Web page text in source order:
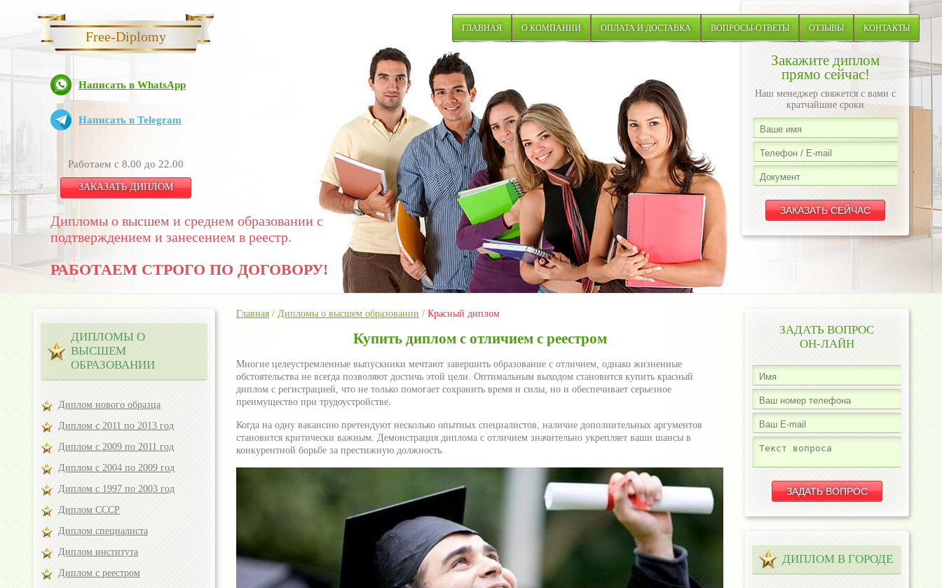
Free-Diplomy
Написать в WhatsApp
Написать в Telegram
Работаем с 8.00 до 22.00
ЗАКАЗАТЬ ДИПЛОМ
Дипломы о высшем и среднем образовании с
подтверждением и занесением в реестр.
РАБОТАЕМ СТРОГО ПО ДОГОВОРУ!
ГЛАВНАЯ О КОМПАНИИ ОПЛАТА И ДОСТАВКА ВОПРОСЫ-ОТВЕТЫ ОТЗЫВЫ КОНТАКТЫ
Закажите диплом
прямо сейчас!
Наш менеджер свяжется с вами с
кратчайшие сроки
Главная / Дипломы о высшем образовании / Красный диплом
Купить диплом с отличием с реестром
Многие целеустремленные выпускники мечтают завершить образование с отличием, однако жизненные
обстоятельства не всегда позволяют достичь этой цели. Оптимальным выходом становится купить красный
диплом с регистрацией, что не только помогает сохранить время и силы, но и обеспечивает серьезное
преимущество при трудоустройстве.
Когда на одну вакансию претендуют несколько опытных специалистов, наличие дополнительных аргументов
становится критически важным. Демонстрация диплома с отличием значительно укрепляет ваши шансы в
конкурентной борьбе за престижную должность.
ДИПЛОМЫ О
ВЫСШЕМ
ОБРАЗОВАНИИ
Диплом нового образца
Диплом с 2011 по 2013 год
Диплом с 2009 по 2011 год
Диплом с 2004 по 2009 год
Диплом с 1997 по 2003 год
Диплом СССР
Диплом специалиста
Диплом института
Диплом с реестром
ЗАДАТЬ ВОПРОС
ОН-ЛАЙН
ДИПЛОМ В ГОРОДЕ